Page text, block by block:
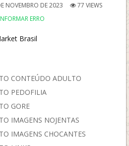
NOVEMBRO DE 2023
77 VIEWS
ERRO
Brasil
CONTEÚDO ADULTO
PEDOFILIA
GORE
IMAGENS NOJENTAS
IMAGENS CHOCANTES